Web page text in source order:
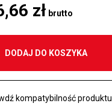
zł brutto
DODAJ DO KOSZYKA
kompatybilność produktu